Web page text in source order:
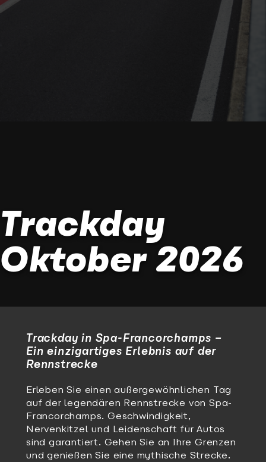
Trackday
Oktober 2026
Trackday in Spa-Francorchamps –
Ein einzigartiges Erlebnis auf der
Rennstrecke
Erleben Sie einen außergewöhnlichen Tag
auf der legendären Rennstrecke von Spa-
Francorchamps. Geschwindigkeit,
Nervenkitzel und Leidenschaft für Autos
sind garantiert. Gehen Sie an Ihre Grenzen
und genießen Sie eine mythische Strecke.